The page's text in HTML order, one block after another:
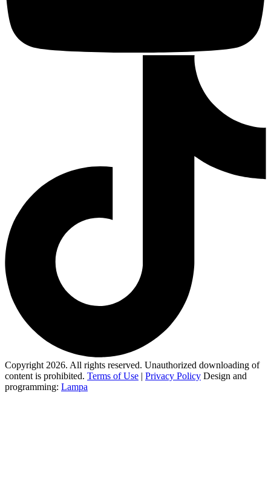
Copyright 2026. All rights reserved. Unauthorized downloading of
content is prohibited. Terms of Use | Privacy Policy Design and
programming: Lampa